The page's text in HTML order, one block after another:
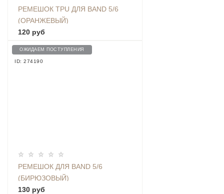
РЕМЕШОК TPU ДЛЯ BAND 5/6
(ОРАНЖЕВЫЙ)
120 руб
ОЖИДАЕМ ПОСТУПЛЕНИЯ
ID: 274190
РЕМЕШОК ДЛЯ BAND 5/6
(БИРЮЗОВЫЙ)
130 руб